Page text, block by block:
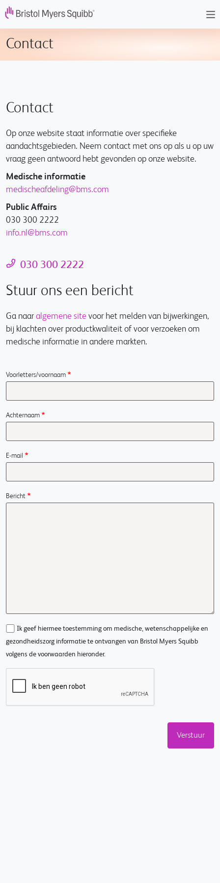
Overslaan en naar de inhoud gaan
Contact
Contact
Op onze website staat informatie over specifieke
aandachtsgebieden. Neem contact met ons op als u op uw
vraag geen antwoord hebt gevonden op onze website.
Medische informatie
medischeafdeling@bms.com
Public Affairs
030 300 2222
info.nl@bms.com
030 300 2222
Stuur ons een bericht
Ga naar algemene site voor het melden van bijwerkingen,
bij klachten over productkwaliteit of voor verzoeken om
medische informatie in andere markten.
Voorletters/voornaam
Achternaam
E-mail
Bericht
Ik geef hiermee toestemming om medische, wetenschappelijke en
gezondheidszorg informatie te ontvangen van Bristol Myers Squibb
volgens de voorwaarden hieronder.